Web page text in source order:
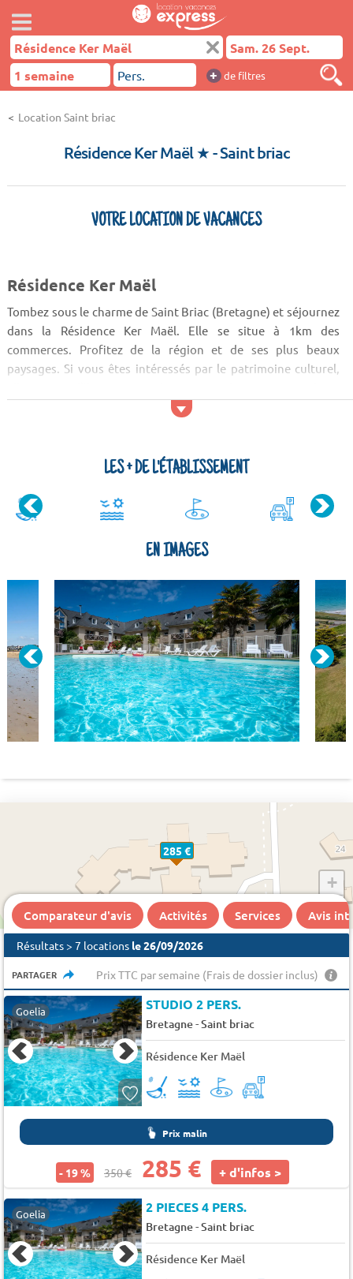
+ de filtres
Location Saint briac
Résidence Ker Maël ★- Saint briac
VOTRE LOCATION DE VACANCES
Résidence Ker Maël
Tombez sous le charme de Saint Briac (Bretagne) et séjournez
dans la Résidence Ker Maël. Elle se situe à 1km des
commerces. Profitez de la région et de ses plus beaux
paysages. Si vous êtes intéressés par le patrimoine culturel,
culturels, pourquoi ne pas prendre un bol d'air pur ! Vous
LES + DE L'ÉTABLISSEMENT
EN IMAGES
285 €
+
−
Comparateur d'avis Activités Services Avis
Résultats > 7 locations le 26/09/2026
PARTAGER Prix TTC par semaine (Frais de dossier inclus)
Goelia STUDIO 2 PERS.
Bretagne-Saint briac
Résidence Ker Maël
Prix malin
- 19 % 350 € 285 € + d'infos >
Goelia 2 PIECES 4 PERS.
Bretagne-Saint briac
Résidence Ker Maël